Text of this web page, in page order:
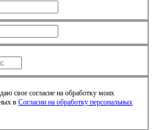
свое согласие на обработку моих
в Согласии на обработку персональных